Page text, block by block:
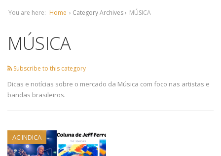
You are here: Home › Category Archives › MÚSICA
MÚSICA
Subscribe to this category
Dicas e notícias sobre o mercado da Música com foco nas artistas e
bandas brasileiros.
AC INDICA